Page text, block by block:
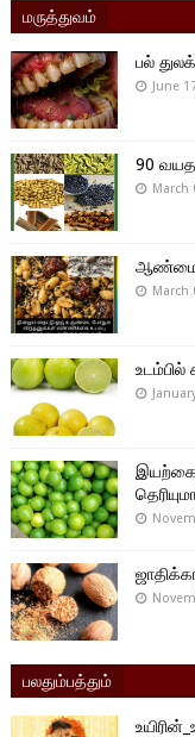
மருத்துவம்
பல்
June
90
March
ஆண்மை
March
இயற்கை
பலதும்பத்தும்